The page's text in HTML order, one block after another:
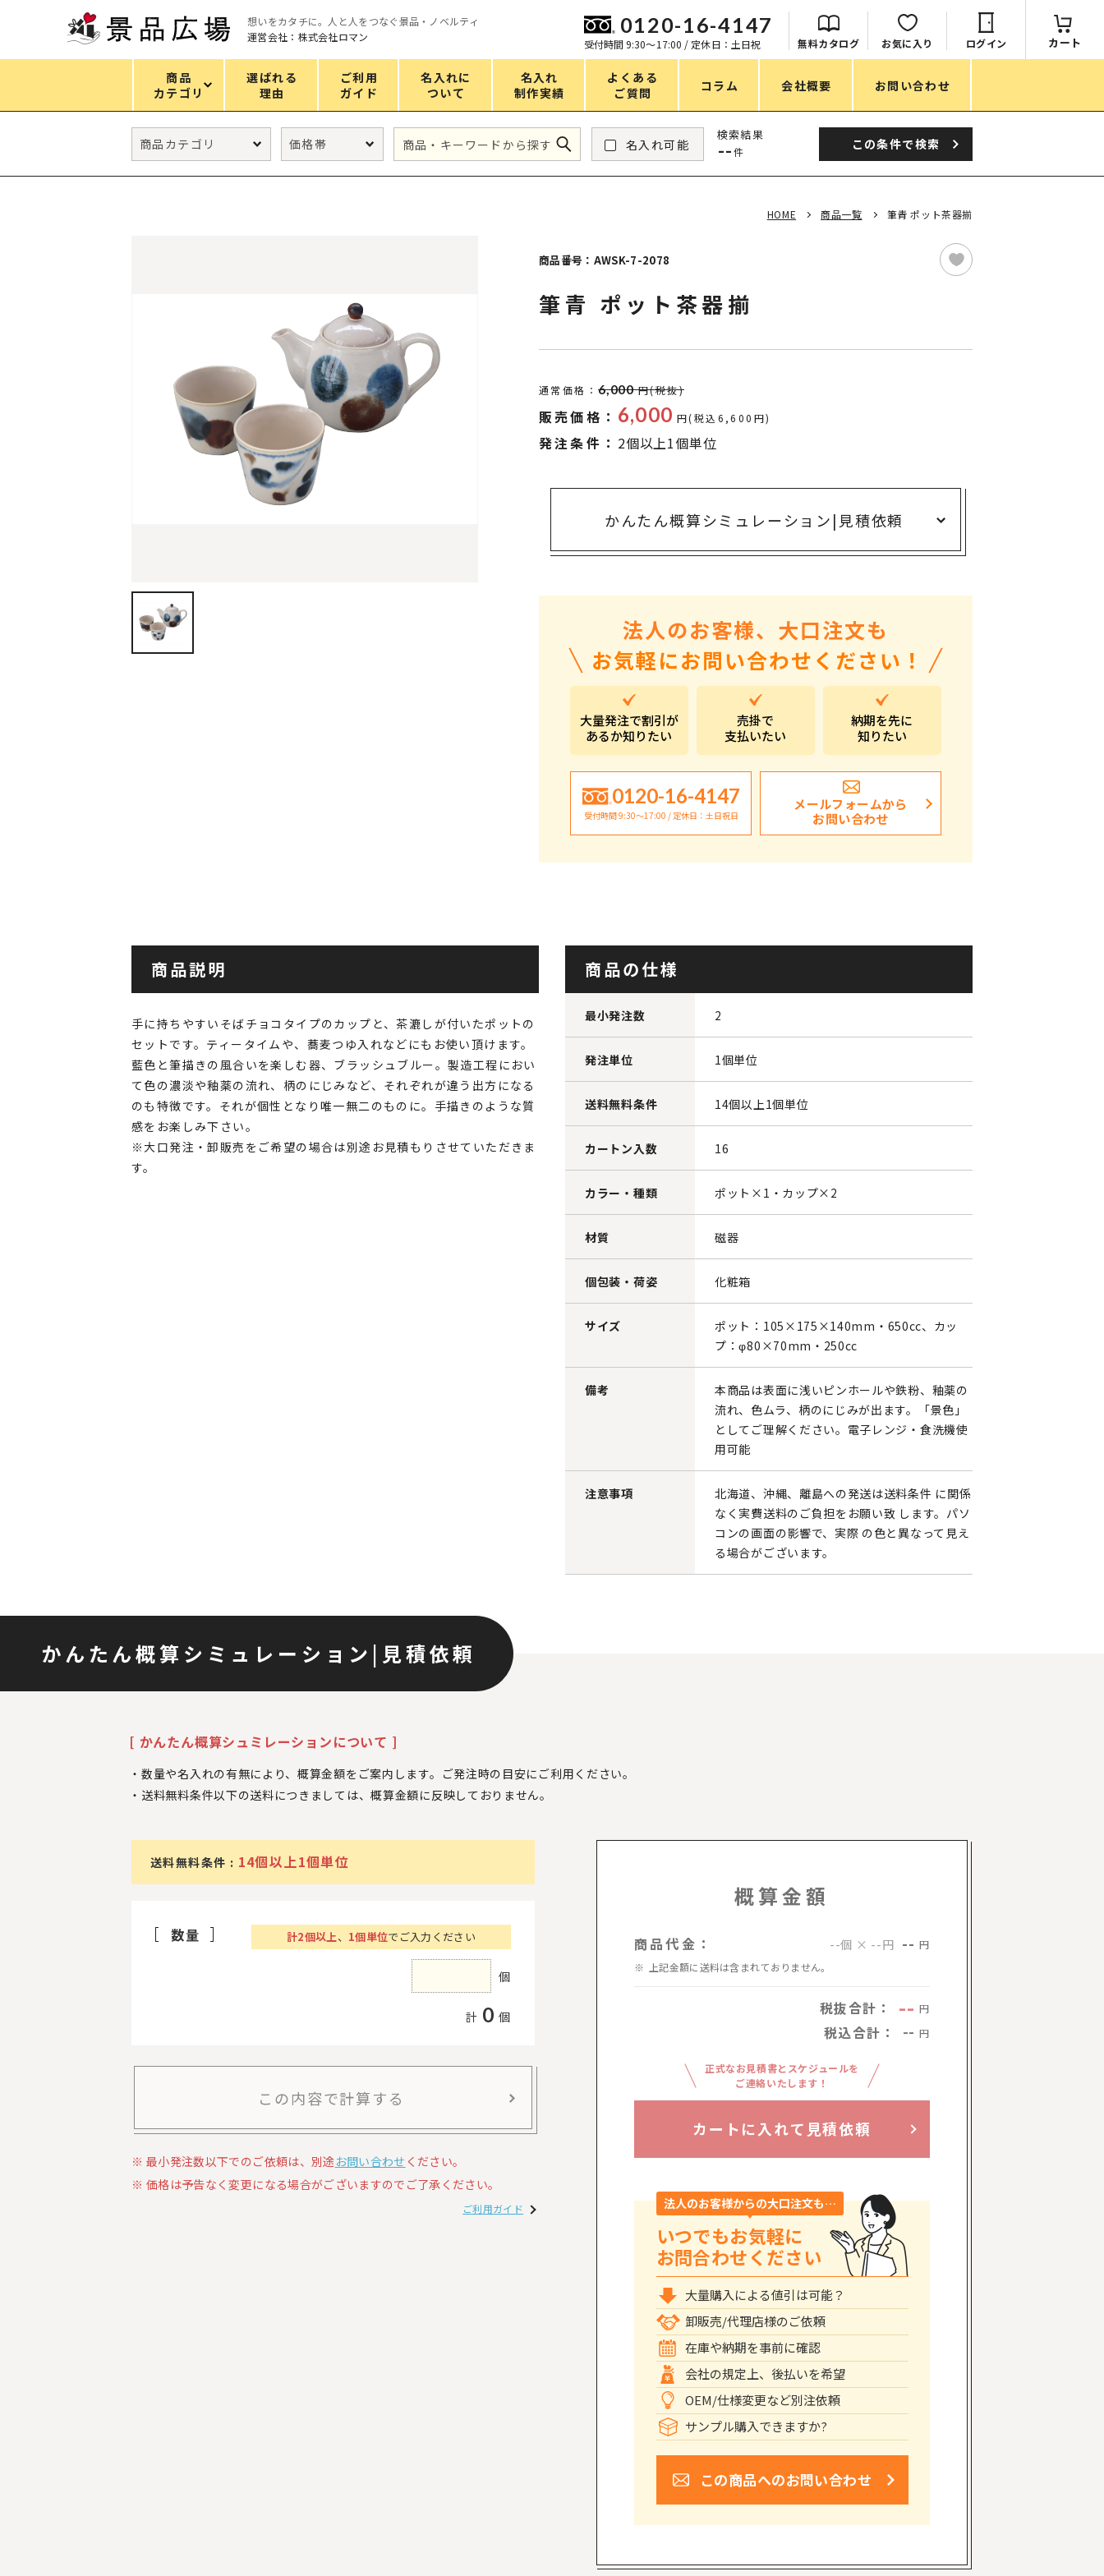
想いをカタチに。人と人をつなぐ景品・ノベルティ
運営会社：株式会社ロマン
0120-16-4147
受付時間 9:30〜17:00 / 定休日：土日祝 無料カタログ お気に入り ログイン カート
商品
カテゴリ
選ばれる
理由
ご利用
ガイド
名入れに
ついて
名入れ
制作実績
よくある
ご質問
コラム 会社概要 お問い合わせ
カテゴリ
食品・スイーツ
ティッシュ・ロール タオル・ハンカチ
ペン・筆記用具 傘・レイングッズ
ステーショナリー
生活雑貨・便利グッズ
価格
151～200円
251～300円
3,000～5,000円
5,000円～
kanakono
展示会・イベント特集
安全大会ノベルティ・記念品特集
粗品・営業配布
入学・卒業記念品
オープン・開業・開院
ポストイン
ばらまき、ショップイベント向け粗品・ノベ
ルティ
名入れ可能
検索結果
-- 件 この条件で検索
HOME 商品一覧 筆青 ポット茶器揃
商品番号：AWSK-7-2078
筆青 ポット茶器揃
通常価格： 6,000 円(税抜)
販売価格： 6,000 円(税込6,600円)
発注条件： 2個以上1個単位
かんたん概算シミュレーション| 見積依頼
法人のお客様、大口注文も
お気軽にお問い合わせください！
大量発注で割引が
あるか知りたい
売掛で
支払いたい
納期を先に
知りたい
0120-16-4147
受付時間 9:30〜17:00 / 定休日：土日祝日
メールフォームから
お問い合わせ
商品説明
手に持ちやすいそばチョコタイプのカップと、茶漉しが付いたポットの
セットです。ティータイムや、蕎麦つゆ入れなどにもお使い頂けます。
藍色と筆描きの風合いを楽しむ器、ブラッシュブルー。製造工程におい
て色の濃淡や釉薬の流れ、柄のにじみなど、それぞれが違う出方になる
のも特徴です。それが個性となり唯一無二のものに。手描きのような質
感をお楽しみ下さい。
※大口発注・卸販売をご希望の場合は別途お見積もりさせていただきま
す。
商品の仕様
最小発注数 2
発注単位 1個単位
送料無料条件 14個以上1個単位
カートン入数 16
カラー・種類 ポット×1・カップ×2
材質 磁器
個包装・荷姿 化粧箱
サイズ
ポット：105×175×140mm・650cc、カッ
プ：φ80×70mm・250cc
備考
本商品は表面に浅いピンホールや鉄粉、釉薬の
流れ、色ムラ、柄のにじみが出ます。「景色」
としてご理解ください。電子レンジ・食洗機使
用可能
注意事項
北海道、沖縄、離島への発送は送料条件 に関係
なく実費送料のご負担をお願い致 します。パソ
コンの画面の影響で、実際 の色と異なって見え
る場合がございます。
かんたん概算シミュレーション | 見積依頼
[ かんたん概算シュミレーションについて ]
数量や名入れの有無により、概算金額をご案内します。ご発注時の目安にご利用ください。
送料無料条件以下の送料につきましては、概算金額に反映しておりません。
送料無料条件 : 14個以上1個単位
数量 計2個以上、 1個単位でご入力ください
個
計 0 個
この内容で計算する
最小発注数以下でのご依頼は、別途 お問い合わせ ください。
価格は予告なく変更になる場合がございますのでご了承ください。
ご利用ガイド
概算金額
商品代金： --個 × --円 -- 円
上記金額に送料は含まれておりません。
税抜合計： -- 円
税込合計： -- 円
正式なお見積書とスケジュールを
ご連絡いたします！
カートに入れて見積依頼
法人のお客様からの大口注文も…
いつでもお気軽に
お問合わせください
大量購入による値引は可能？
卸販売/代理店様のご依頼
在庫や納期を事前に確認
会社の規定上、後払いを希望
OEM/仕様変更など別注依頼
サンプル購入できますか?
この商品へのお問い合わせ